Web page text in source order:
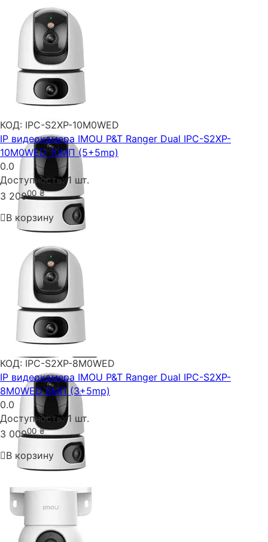
КОД: IPC-S2XP-10M0WED
IP видеокамера IMOU P&T Ranger Dual IPC-S2XP-
10M0WED 10МП (5+5mp)
0.0
Доступность: 1 шт.
3 20000 ₴
В корзину
КОД: IPC-S2XP-8M0WED
IP видеокамера IMOU P&T Ranger Dual IPC-S2XP-
8M0WED 8МП (3+5mp)
0.0
Доступность: 1 шт.
3 00000 ₴
В корзину